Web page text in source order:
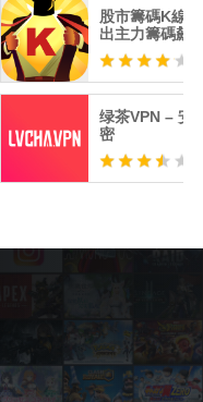
股市籌碼K線 -
出主力籌碼飆
绿茶VPN – 安
密